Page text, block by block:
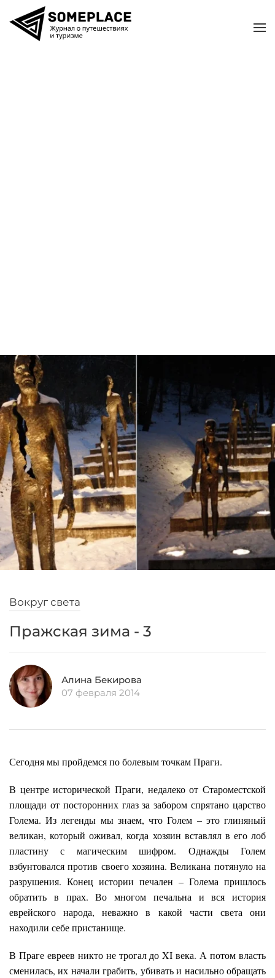
Перейти к содержимому
Вокруг света
Пражская зима - 3
Алина Бекирова
07 февраля 2014
Сегодня мы пройдемся по болевым точкам Праги.
В центре исторической Праги, недалеко от Староместской
площади от посторонних глаз за забором спрятано царство
Голема. Из легенды мы знаем, что Голем – это глиняный
великан, который оживал, когда хозяин вставлял в его лоб
пластину с магическим шифром. Однажды Голем
взбунтовался против своего хозяина. Великана потянуло на
разрушения. Конец истории печален – Голема пришлось
обратить в прах. Во многом печальна и вся история
еврейского народа, неважно в какой части света они
находили себе пристанище.
В Праге евреев никто не трогал до XI века. А потом власть
сменилась, их начали грабить, убивать и насильно обращать